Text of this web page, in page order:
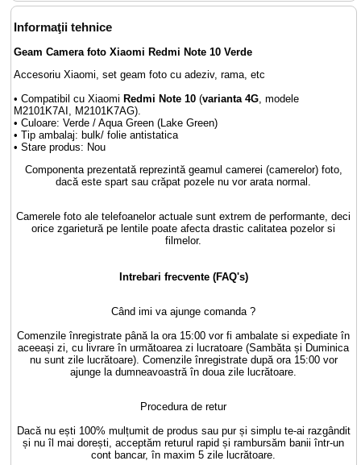
Informaţii tehnice
Geam Camera foto Xiaomi Redmi Note 10 Verde
Accesoriu Xiaomi, set geam foto cu adeziv, rama, etc
• Compatibil cu Xiaomi Redmi Note 10 (varianta 4G , modele
M2101K7AI, M2101K7AG).
• Culoare: Verde / Aqua Green (Lake Green)
• Tip ambalaj: bulk/ folie antistatica
• Stare produs: Nou
Componenta prezentată reprezintă geamul camerei (camerelor) foto,
dacă este spart sau crăpat pozele nu vor arata normal.
Camerele foto ale telefoanelor actuale sunt extrem de performante, deci
orice zgarietură pe lentile poate afecta drastic calitatea pozelor si
filmelor.
Intrebari frecvente (FAQ's)
Când imi va ajunge comanda ?
Comenzile înregistrate până la ora 15:00 vor fi ambalate si expediate în
aceeași zi, cu livrare în următoarea zi lucratoare (Sambăta și Duminica
nu sunt zile lucrătoare). Comenzile înregistrate după ora 15:00 vor
ajunge la dumneavoastră în doua zile lucrătoare.
Procedura de retur
Dacă nu ești 100% mulțumit de produs sau pur și simplu te-ai razgândit
și nu îl mai dorești, acceptăm returul rapid și rambursăm banii într-un
cont bancar, în maxim 5 zile lucrătoare.